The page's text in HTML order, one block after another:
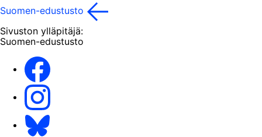
Suomen-edustusto
Sivuston ylläpitäjä:
Suomen-edustusto